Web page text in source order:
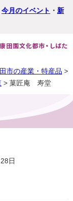
今月のイベント ・ 新
市の産業・特産品 >
> 菓匠庵 寿堂
日